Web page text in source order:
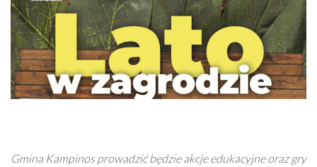
Gmina Kampinos prowadzić będzie akcje edukacyjne oraz gry